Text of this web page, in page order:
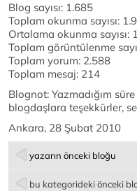
Blog sayısı: 1.685
Toplam okunma sayısı:
Ortalama okunma sayısı:
Toplam görüntülenme
Toplam yorum: 2.588
Toplam mesaj: 214
Blognot: Yazmadığım
blogdaşlara teşekkürler,
Ankara, 28 Şubat 2010
yazarın önceki bloğu
bu kategorideki önceki